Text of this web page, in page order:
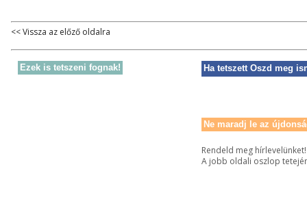
<< Vissza az előző oldalra
Ezek is tetszeni fognak! Ha tetszett Oszd meg
Ne maradj le az
Rendeld meg hírlevelünket!
A jobb oldali oszlop